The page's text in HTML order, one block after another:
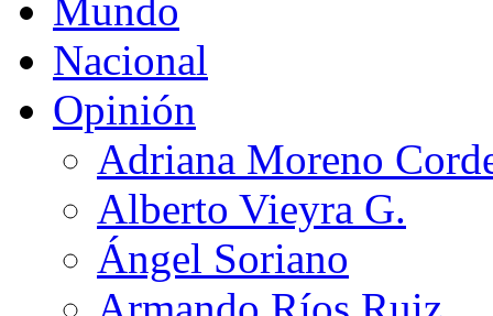
Mundo
Nacional
Opinión
Adriana Moreno
Alberto Vieyra G.
Ángel Soriano